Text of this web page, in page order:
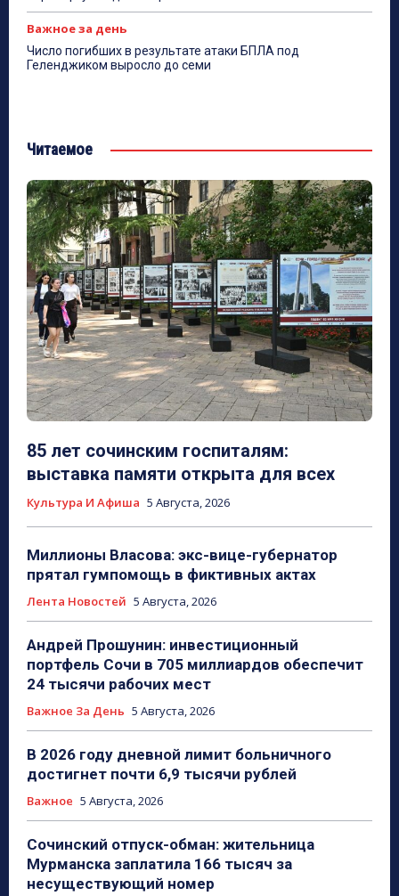
Важное за день
Число погибших в результате атаки БПЛА под
Геленджиком выросло до семи
Читаемое
85 лет сочинским госпиталям:
выставка памяти открыта для всех
Культура И Афиша 5 Августа, 2026
Миллионы Власова: экс-вице-губернатор
прятал гумпомощь в фиктивных актах
Лента Новостей 5 Августа, 2026
Андрей Прошунин: инвестиционный
портфель Сочи в 705 миллиардов обеспечит
24 тысячи рабочих мест
Важное За День 5 Августа, 2026
В 2026 году дневной лимит больничного
достигнет почти 6,9 тысячи рублей
Важное 5 Августа, 2026
Сочинский отпуск-обман: жительница
Мурманска заплатила 166 тысяч за
несуществующий номер